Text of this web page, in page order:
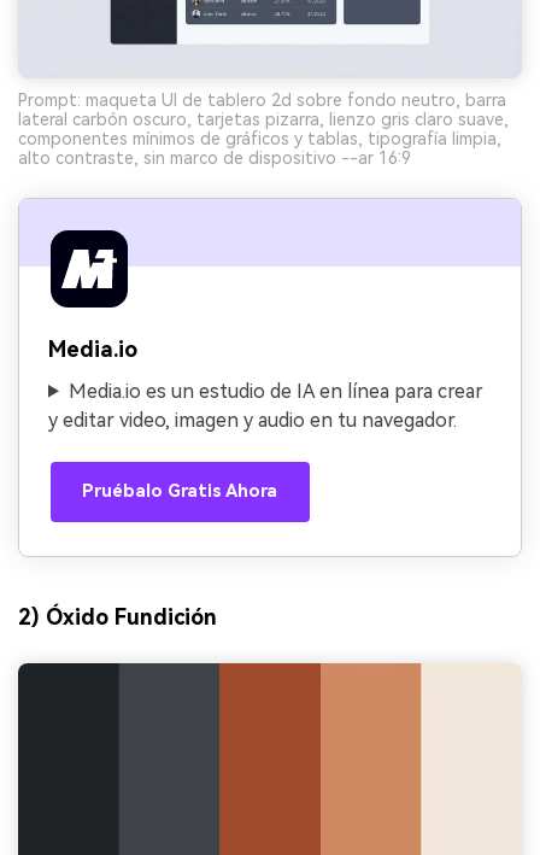
Prompt: maqueta UI de tablero 2d sobre fondo neutro, barra
lateral carbón oscuro, tarjetas pizarra, lienzo gris claro suave,
componentes mínimos de gráficos y tablas, tipografía limpia,
alto contraste, sin marco de dispositivo --ar 16:9
Media.io
Media.io es un estudio de IA en línea para crear
y editar video, imagen y audio en tu navegador.
Pruébalo Gratis Ahora
2) Óxido Fundición